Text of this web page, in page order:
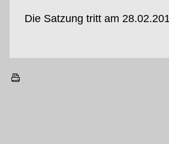
Die Satzung tritt am